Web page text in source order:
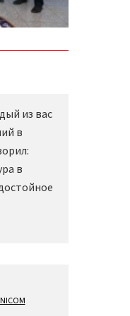
из вас
в
в